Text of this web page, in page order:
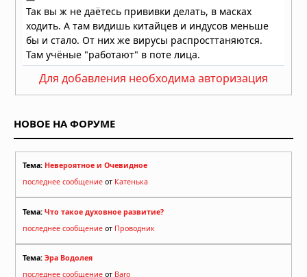
Для добавления необходима авторизация
НОВОЕ НА ФОРУМЕ
Тема: Невероятное и Очевидное
последнее сообщение от Катенька
Тема: Что такое духовное развитие?
последнее сообщение от Проводник
Тема: Эра Водолея
последнее сообщение от Baro